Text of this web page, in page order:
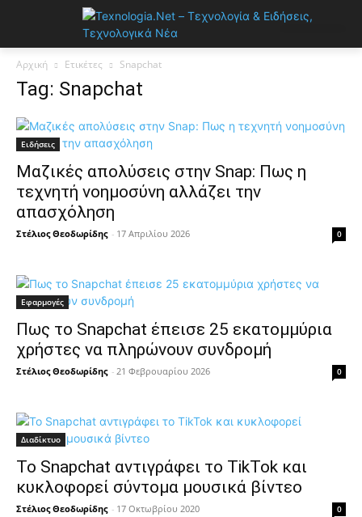
Αρχική Ετικέτες Snapchat
Tag: Snapchat
Ειδήσεις
Μαζικές απολύσεις στην Snap: Πως η
τεχνητή νοημοσύνη αλλάζει την
απασχόληση
Στέλιος Θεοδωρίδης - 17 Απριλίου 2026 0
Εφαρμογές
Πως το Snapchat έπεισε 25 εκατομμύρια
χρήστες να πληρώνουν συνδρομή
Στέλιος Θεοδωρίδης - 21 Φεβρουαρίου 2026 0
Διαδίκτυο
Το Snapchat αντιγράφει το TikTok και
κυκλοφορεί σύντομα μουσικά βίντεο
Στέλιος Θεοδωρίδης - 17 Οκτωβρίου 2020 0